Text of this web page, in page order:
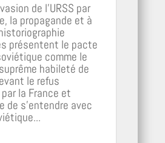
de l’URSS par
la propagande et à
présentent le pacte
comme le
habileté de
le refus
la France et
de s’entendre avec